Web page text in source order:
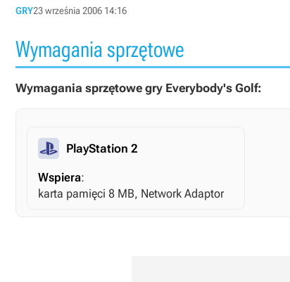
GRY23 września 2006 14:16
Wymagania sprzętowe
Wymagania sprzętowe gry Everybody's Golf:
PlayStation 2
Wspiera:
karta pamięci 8 MB, Network Adaptor